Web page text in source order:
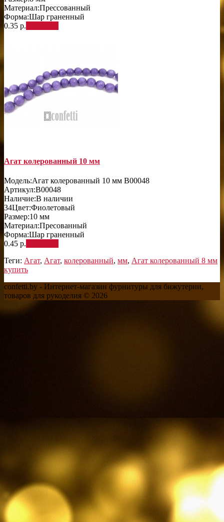
Материал:Прессованный
Форма:Шар граненный
0.35 р.
Агат колерованный 10 мм
Модель:Агат колерованный 10 мм B00048
Артикул:B00048
Наличие:В наличии
34Цвет:Фиолетовый
Размер:10 мм
Материал:Пресованный
Форма:Шар граненный
0.45 р.
Теги: Агат, Агат, колерованный, мм, Агат колерованный 8 мм
купить
confetti.by - Интернет-магазин фурнитуры для бижутерии,
товаров для рукоделия © 2026